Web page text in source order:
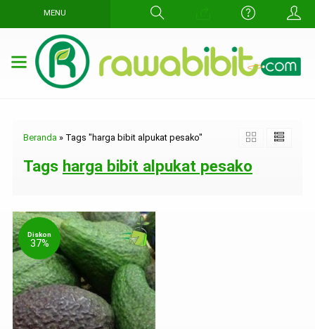
MENU
Beranda » Tags "harga bibit alpukat pesako"
Tags harga bibit alpukat pesako
Diskon
37%